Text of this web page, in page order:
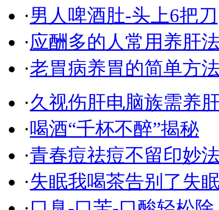
·男人啤酒肚-头上6把刀
·应酬多的人常用养肝
·老胃病养胃的简单方
·久视伤肝电脑族需养
·喝酒“千杯不醉”揭秘
·青春痘祛痘不留印妙
·失眠我喝茶告别了失